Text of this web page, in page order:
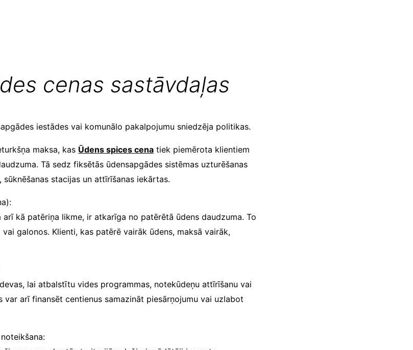
cenas sastāvdaļas
iestādes vai komunālo pakalpojumu sniedzēja politikas.
maksa, kas Ūdens spices cena tiek piemērota klientiem
Tā sedz fiksētās ūdensapgādes sistēmas uzturēšanas
stacijas un attīrīšanas iekārtas.
kā patēriņa likme, ir atkarīga no patērētā ūdens daudzuma. To
galonos. Klienti, kas patērē vairāk ūdens, maksā vairāk,
lai atbalstītu vides programmas, notekūdeņu attīrīšanu vai
var arī finansēt centienus samazināt piesārņojumu vai uzlabot